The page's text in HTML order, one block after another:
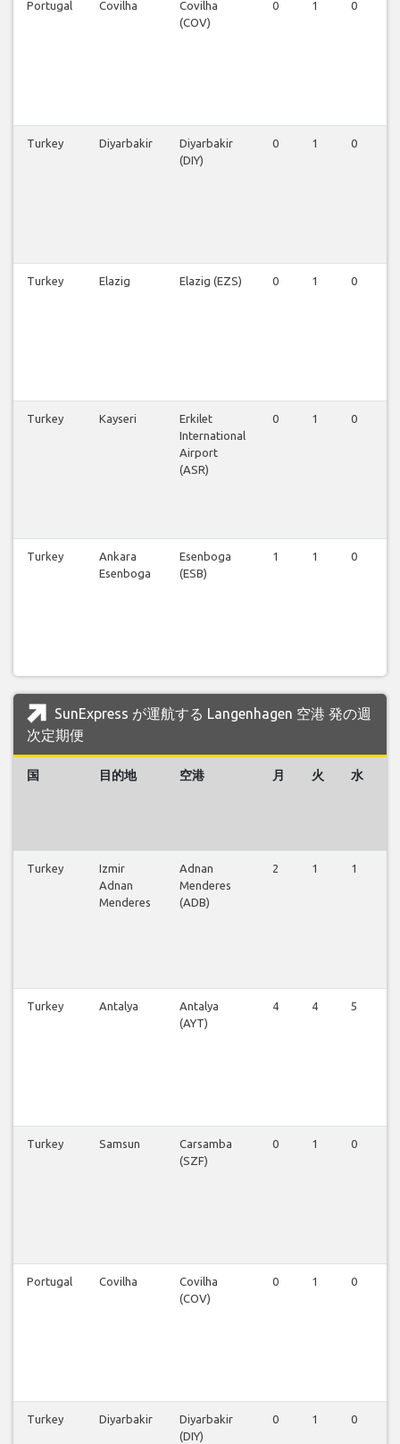
Portugal Covilha
Covilha
(COV)
0 1 0
Turkey Diyarbakir
Diyarbakir
(DIY)
0 1 0
Turkey Elazig Elazig (EZS) 0 1 0
Turkey Kayseri
Erkilet
International
Airport
(ASR)
0 1 0
Turkey
Ankara
Esenboga
Esenboga
(ESB)
1 1 0
SunExpress が運航する Langenhagen 空港 発の週
次定期便
国 目的地 空港 月 火 水
Turkey
Izmir
Adnan
Menderes
Adnan
Menderes
(ADB)
2 1 1
Turkey Antalya
Antalya
(AYT)
4 4 5
Turkey Samsun
Carsamba
(SZF)
0 1 0
Portugal Covilha
Covilha
(COV)
0 1 0
Turkey Diyarbakir
Diyarbakir
(DIY)
0 1 0